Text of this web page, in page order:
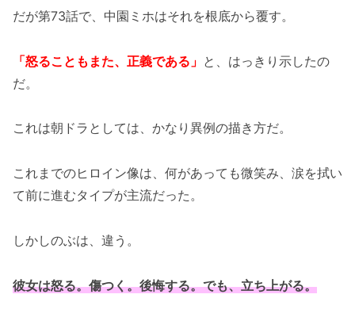
だが第73話で、中園ミホはそれを根底から覆す。
「怒ることもまた、正義である」 と、はっきり示したの
だ。
これは朝ドラとしては、かなり異例の描き方だ。
これまでのヒロイン像は、何があっても微笑み、涙を拭い
て前に進むタイプが主流だった。
しかしのぶは、違う。
彼女は怒る。傷つく。後悔する。でも、立ち上がる。